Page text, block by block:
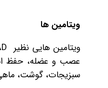
ویتامین ها
عصب و عضله، حفظ
سبزیجات، گوشت،